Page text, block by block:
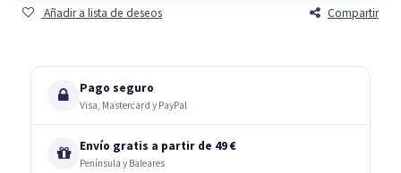
Añadir a lista de deseos Compartir
Pago seguro
Visa, Mastercard y PayPal
Envío gratis a partir de 49 €
Península y Baleares